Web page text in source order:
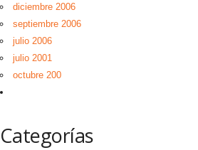
diciembre 2006
septiembre 2006
julio 2006
julio 2001
octubre 200
Categorías